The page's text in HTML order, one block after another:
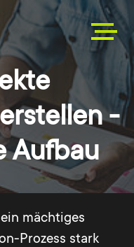
-
Aufbau
mächtiges
Prozess stark